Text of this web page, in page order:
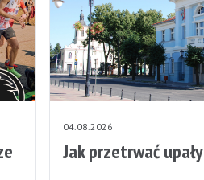
04.08.2026
Jak przetrwać upały